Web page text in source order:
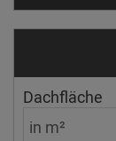
Dachfläche